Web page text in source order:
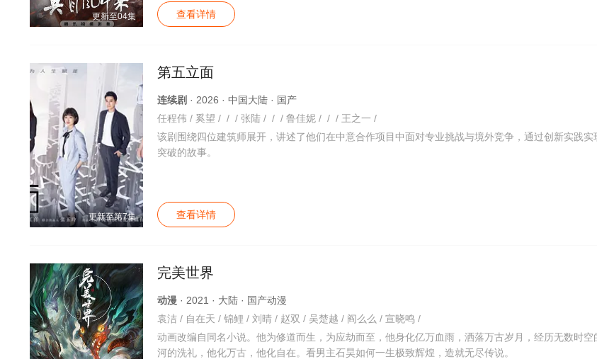
更新至04集 查看详情
更新至第7集
第五立面
连续剧 · 2026 · 中国大陆 · 国产
任程伟 / 奚望 / / / 张陆 / / / 鲁佳妮 / / / 王之一 /
该剧围绕四位建筑师展开，讲述了他们在中意合作项目中面对专业挑战与境外竞争，通过创新实践实
突破的故事。
查看详情
完美世界
动漫 · 2021 · 大陆 · 国产动漫
袁洁 / 自在天 / 锦鲤 / 刘晴 / 赵双 / 吴楚越 / 阎么么 / 宣晓鸣 /
动画改编自同名小说。他为修道而生，为应劫而至，他身化亿万血雨，洒落万古岁月，经历无数时空
河的洗礼，他化万古，他化自在。看男主石昊如何一生极致辉煌，造就无尽传说。